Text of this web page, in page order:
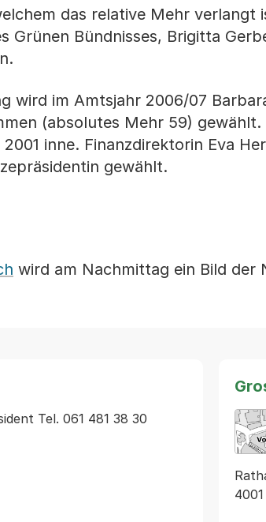
das relative Mehr verlangt
Grünen Bündnisses, Brigitta
wird im Amtsjahr 2006/07
(absolutes Mehr 59)
inne. Finanzdirektorin Eva
gewählt.
wird am Nachmittag ein Bild der
Tel. 061 481 38 30